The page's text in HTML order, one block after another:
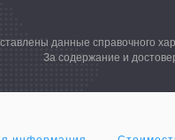
данные справочного
За содержание и